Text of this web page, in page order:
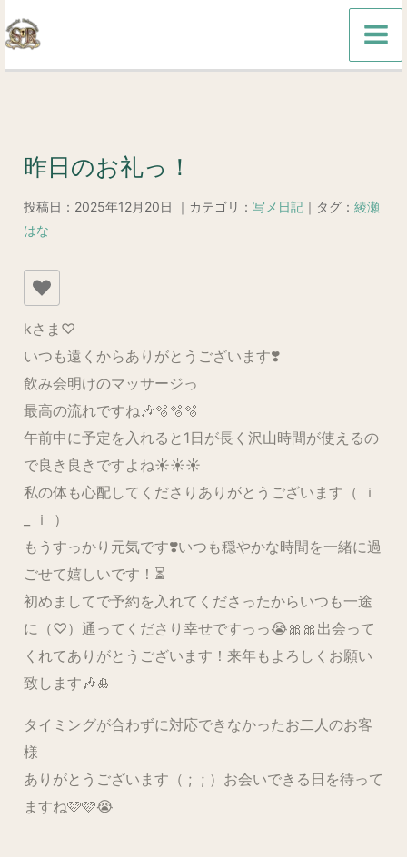
容
を
昨日のお礼っ！
投稿日：2025年12月20日 ｜カテゴリ： 写メ日記｜タグ： 綾瀬
はな
kさま♡
いつも遠くからありがとうございます❣️
飲み会明けのマッサージっ
最高の流れですね🎶🫧🫧🫧
午前中に予定を入れると1日が長く沢山時間が使えるの
で良き良きですよね☀️☀️☀️
私の体も心配してくださりありがとうございます（ ｉ
_ ｉ ）
もうすっかり元気です❣️いつも穏やかな時間を一緒に過
ごせて嬉しいです！⏳
初めましてで予約を入れてくださったからいつも一途
に（♡）通ってくださり幸せですっっ😭🎀🎀出会って
くれてありがとうございます！来年もよろしくお願い
致します🎶🎍
タイミングが合わずに対応できなかったお二人のお客
様
ありがとうございます（ ; ; ）お会いできる日を待って
ますね🩷🩷😭